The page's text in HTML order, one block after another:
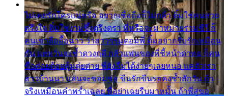
ไม่เคยรักใครแน่หรือ อยากเชื่อถือก็ไม่กล้า ติ๋มใช่คนสวย
ตรึงใจ ติ๋มใช่งามซึ้งตรึงตรา พี่หรือจะมาหมายร่วมชีวี ก็
คนเขาลืออื้อฉาว ว่าสาวๆรุมตอมพี่ ติ๋มอยากรับรักเหมือน
กัน แต่หวั่นจะช้ำดวงฤดี กลัวแฟนของพี่ชี้หน้าด่าทอ ก็คน
ชื่อต๋อยต้อยตุ้มตุ๋ยต่าย พี่ยังลืมได้ง่ายๆเลยหนอ แค่ตัวเรา
สาวบ้านนา แสนจะซอมซ่อ ขืนรักขืนรอคงช้ำสักวัน ถ้า
จริงเหมือนคำพร่ำเฉลย พี่อย่าเฉยรีบมาหมั้น ถ้าพี่สู่ขอ